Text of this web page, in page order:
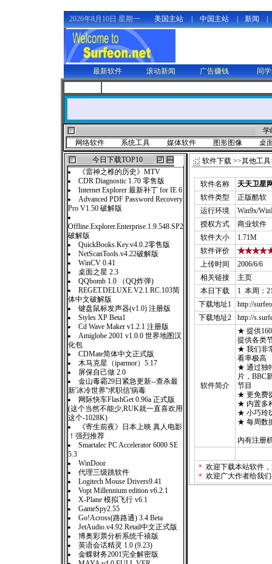
2026年8月10日 星期一 美国主站 中国主站 新闻
最新软件 滚动新闻 广告赚钱 同
学
网络软件
系统工具 媒体软件 图形图像
桌
今日下载TOP10
《雷神之椎的历史》MTV
CDR Diagnostic 1.70 零售版
Internet Explorer 最新补丁 for IE 6
Advanced PDF Password Recovery
Pro V1.50 破解版
Offline.Explorer.Enterprise.1.9.548.SP2
破解版
QuickBooks.Key.v4.0.2零售版
NetScanTools.v4.22破解版
WinCV 0.41
桌面之星 2.3
QQbomb 1.0 （QQ炸弹)
REGET.DELUXE.V2.1.RC.103简
体中文破解版
键盘鼠标发声器(v1.0) 注册版
Styles XP Beta1
Cd Wave Maker v1.2.1 注册版
Amiglobe 2001 v1.0.0 世界地图汉
化包
CDMate简体中文正式版
木马克星（iparmor）5.17
屏保自己做 2.0
金山毒霸29日紧急更新--查杀最
新'冰冷世界''求职信'病毒
网际快车FlashGet 0.96a 正式版
(这个当然不能少,RUK就一直喜欢用
这个-1028K)
《寄生前夜》日本上映 真人电影
！强烈推荐
Smartalec PC Accelerator 6000 SE
5.3
WinDoor
代理三级跳软件
Logitech Mouse Drivers9.41
Vopt Millennium edition v6.2.1
X-Plane 模拟飞行 v6.1
GameSpy2.55
Go!Across(路路通) 3.4 Beta
JetAudio.v4.92.Retail中文正式版
博奥彩票分析系统千禧版
英语会话精灵 1.0 (9.23)
金蝶财务2001完全解密版
软件下载 >>其他工具
软件名称
天天卫星
软件类型
正版酷软
运行环境
Win9x/
授权方式
商业软件
软件大小
1.71M
软件评价
上传时间
2006/6/6
相关链接
主页
本日下载
1 本周：
下载地址1
http://
下载地址2
http://
软件简介
★ 提供
提供各类
★ 我们非
看率极高
★ 通过独
片，BBC
节目
★ 更免费
★ 内置多
★ 小巧玲
★ 每周数
内有注册
＊ 欢迎下载本站软件
＊ 欢迎广大作者给我